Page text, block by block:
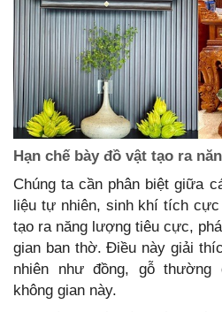
Hạn chế bày đồ vật tạo ra
Chúng ta cần phân biệt giữa
liệu tự nhiên, sinh khí tích
tạo ra năng lượng tiêu cực,
gian ban thờ. Điều này giải
nhiên như đồng, gỗ thường
không gian này.